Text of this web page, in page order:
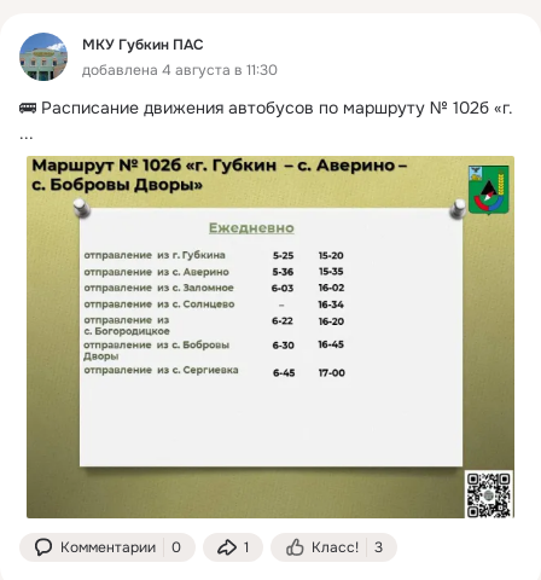
МКУ Губкин ПАС
добавлена 4 августа в 11:30
🚌 Расписание движения автобусов по маршруту № 102б «г.
...
Комментарии 0 1 Класс! 3